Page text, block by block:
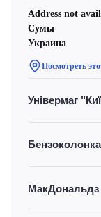
Address not
Сумы
Украина
Посмотреть
Універмаг
МакДональдз